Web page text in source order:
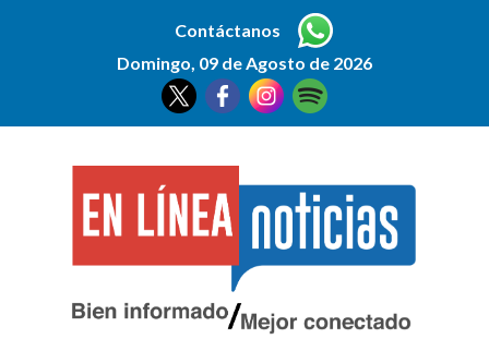
Contáctanos
Domingo, 09 de Agosto de 2026